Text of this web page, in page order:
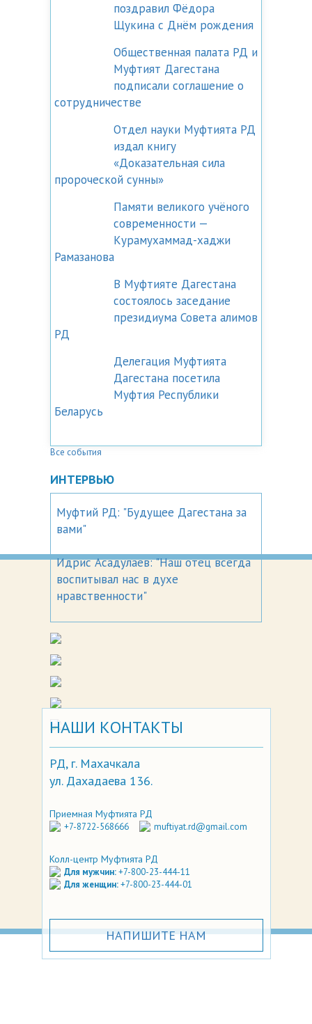
поздравил Фёдора
Щукина с Днём рождения
Общественная палата РД и
Муфтият Дагестана
подписали соглашение о
сотрудничестве
Отдел науки Муфтията РД
издал книгу
«Доказательная сила
пророческой сунны»
Памяти великого учёного
современности —
Курамухаммад-хаджи
Рамазанова
В Муфтияте Дагестана
состоялось заседание
президиума Совета алимов
РД
Делегация Муфтията
Дагестана посетила
Муфтия Республики
Беларусь
Все события
ИНТЕРВЬЮ
Муфтий РД: "Будущее Дагестана за
вами"
Идрис Асадулаев: "Наш отец всегда
воспитывал нас в духе
нравственности"
НАШИ КОНТАКТЫ
РД, г. Махачкала
ул. Дахадаева 136.
Приемная Муфтията РД
+7-8722-568666 muftiyat.rd@gmail.com
Колл-центр Муфтията РД
Для мужчин:+7-800-23-444-11
Для женщин:+7-800-23-444-01
НАПИШИТЕ НАМ